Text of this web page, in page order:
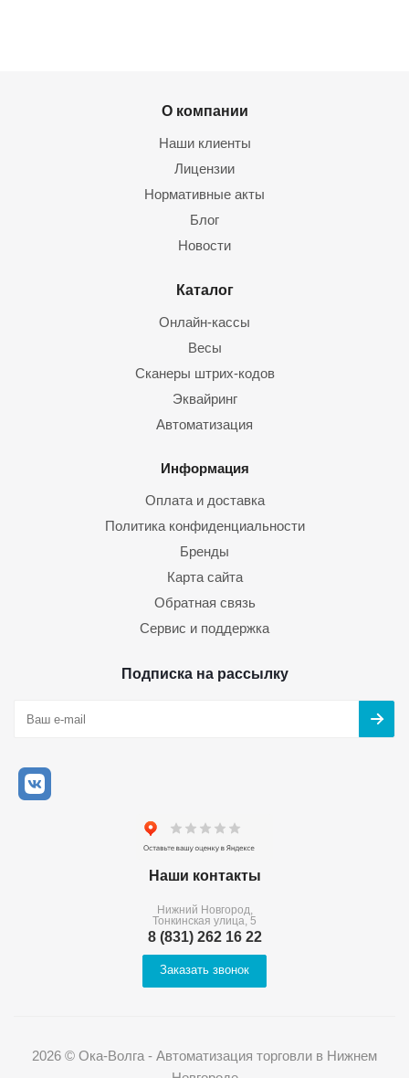
О компании
Наши клиенты
Лицензии
Нормативные акты
Блог
Новости
Каталог
Онлайн-кассы
Весы
Сканеры штрих-кодов
Эквайринг
Автоматизация
Информация
Оплата и доставка
Политика конфиденциальности
Бренды
Карта сайта
Обратная связь
Сервис и поддержка
Подписка на рассылку
Наши контакты
Нижний Новгород,
Тонкинская улица, 5
8 (831) 262 16 22
Заказать звонок
2026 © Ока-Волга - Автоматизация торговли в Нижнем